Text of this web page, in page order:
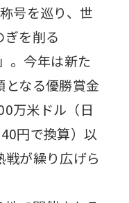
号を巡り、世
を削る
。今年は新た
なる優勝賞金
万米ドル（日
円で換算）以
が繰り広げら